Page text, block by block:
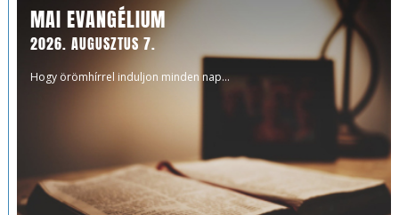
MAI EVANGÉLIUM
2026. AUGUSZTUS 7.
Hogy örömhírrel induljon minden nap...